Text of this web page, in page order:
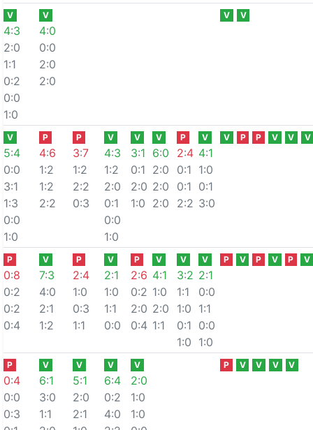
V
4:3
2:0
1:1
0:2
0:0
1:0
V
4:0
0:0
2:0
2:0
V V
V
5:4
0:0
3:1
1:3
0:0
1:0
P
4:6
1:2
1:2
2:2
P
3:7
1:2
2:2
0:3
V
4:3
1:2
2:0
0:1
0:0
1:0
V
3:1
0:1
2:0
1:0
V
6:0
2:0
2:0
2:0
P
2:4
0:1
0:1
2:2
V
4:1
1:0
0:1
3:0
V P P V V V
P
0:8
0:2
0:2
0:4
V
7:3
4:0
2:1
1:2
P
2:4
1:0
0:3
1:1
V
2:1
1:0
1:1
0:0
P
2:6
0:2
2:0
0:4
V
4:1
1:0
2:0
1:1
V
3:2
1:1
1:0
0:1
1:0
V
2:1
0:0
1:1
0:0
1:0
P V P V P V
P
0:4
0:0
0:3
V
6:1
3:0
1:1
V
5:1
2:0
2:1
V
6:4
0:2
4:0
V
2:0
1:0
1:0
P V V V V